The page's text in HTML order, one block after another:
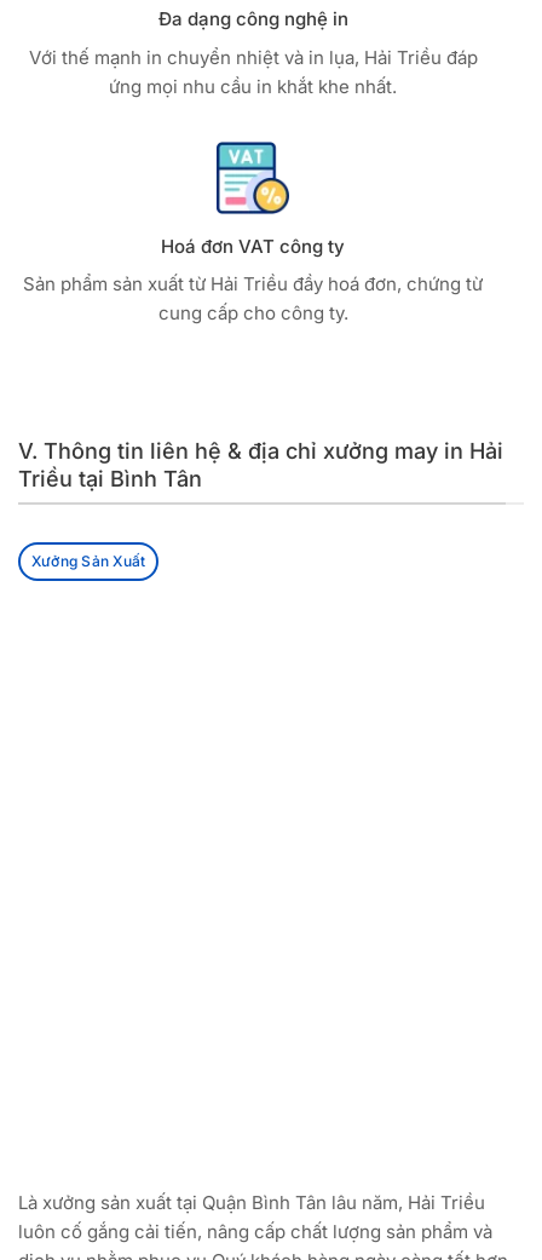
Đa dạng công nghệ in
Với thế mạnh in chuyển nhiệt và in lụa, Hải Triều đáp
ứng mọi nhu cầu in khắt khe nhất.
Hoá đơn VAT công ty
Sản phẩm sản xuất từ Hải Triều đầy hoá đơn, chứng từ
cung cấp cho công ty.
V. Thông tin liên hệ & địa chỉ xưởng may in Hải
Triều tại Bình Tân
Xưởng Sản Xuất
Là xưởng sản xuất tại Quận Bình Tân lâu năm, Hải Triều
luôn cố gắng cải tiến, nâng cấp chất lượng sản phẩm và